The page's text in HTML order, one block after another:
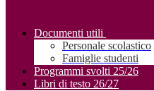
Documenti utili
Personale scolastico
Famiglie studenti
Programmi svolti 25/26
Libri di testo 26/27